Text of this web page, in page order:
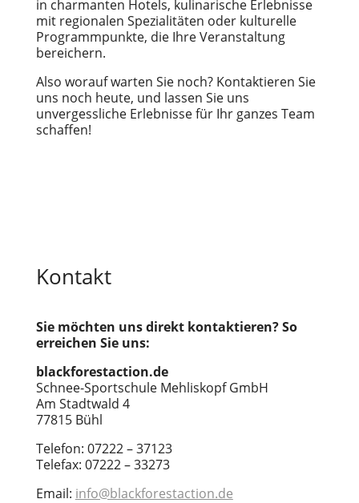
in charmanten Hotels, kulinarische Erlebnisse
mit regionalen Spezialitäten oder kulturelle
Programmpunkte, die Ihre Veranstaltung
bereichern.
Also worauf warten Sie noch? Kontaktieren Sie
uns noch heute, und lassen Sie uns
unvergessliche Erlebnisse für Ihr ganzes Team
schaffen!
Kontakt
Sie möchten uns direkt kontaktieren? So
erreichen Sie uns:
blackforestaction.de
Schnee-Sportschule Mehliskopf GmbH
Am Stadtwald 4
77815 Bühl
Telefon: 07222 – 37123
Telefax: 07222 – 33273
Email: info@blackforestaction.de